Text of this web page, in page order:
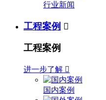
行业新闻
工程案例 
工程案例
进一步了解 
国内案例